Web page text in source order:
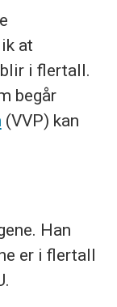
at
i flertall.
begår
(VVP) kan
Han
er i flertall